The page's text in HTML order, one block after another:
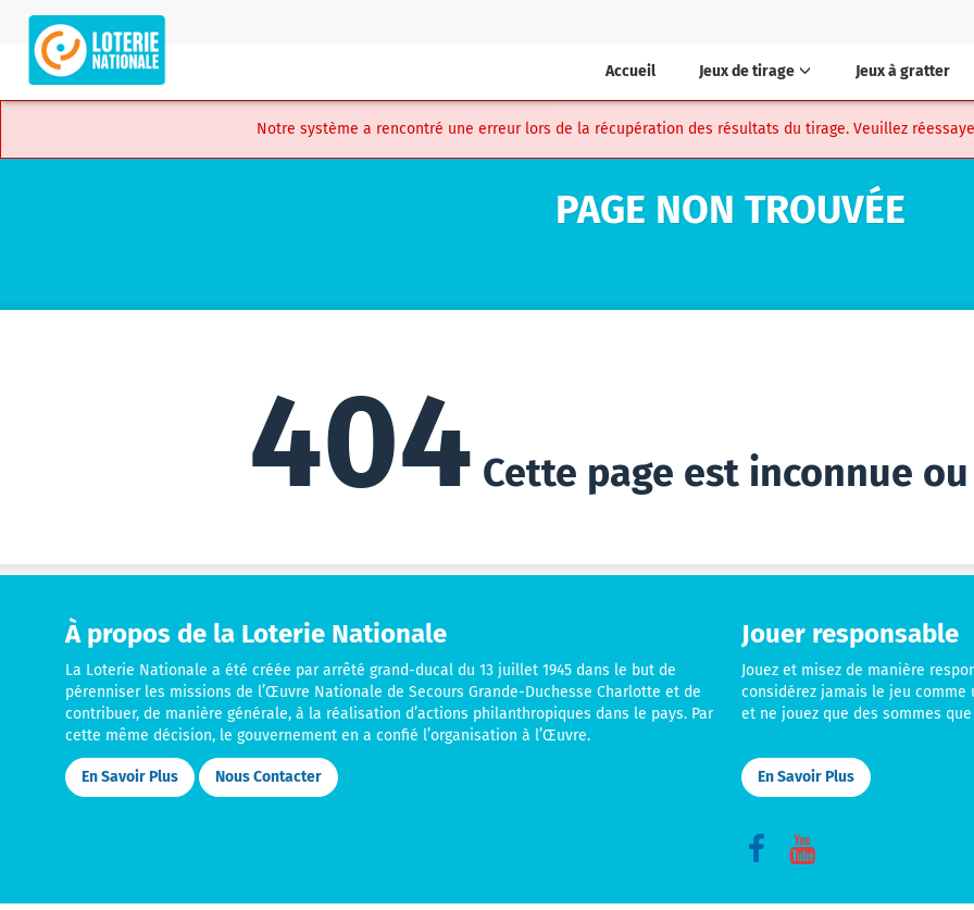
Skip
main
content
LUX
iLottery
-
Accueil Jeux de tirage Jeux à gratter
Notre système a rencontré une erreur lors de la récupération des résultats du tirage. Veuillez
PAGE NON TROUVÉE
404 Cette page est inconnue
À propos de la Loterie Nationale
La Loterie Nationale a été créée par arrêté grand-ducal du 13 juillet 1945 dans le but de
pérenniser les missions de l’Œuvre Nationale de Secours Grande-Duchesse Charlotte et de
contribuer, de manière générale, à la réalisation d’actions philanthropiques dans le pays. Par
cette même décision, le gouvernement en a confié l’organisation à l’Œuvre.
En Savoir Plus Nous Contacter
Jouer responsable
Jouez et misez de manière
considérez jamais le jeu comme
et ne jouez que des sommes
En Savoir Plus
Connect
Connect